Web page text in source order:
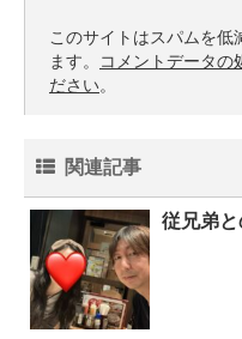
このサイトはスパムを低
ます。
コメントデータの
ださい。
関連記事
従兄弟